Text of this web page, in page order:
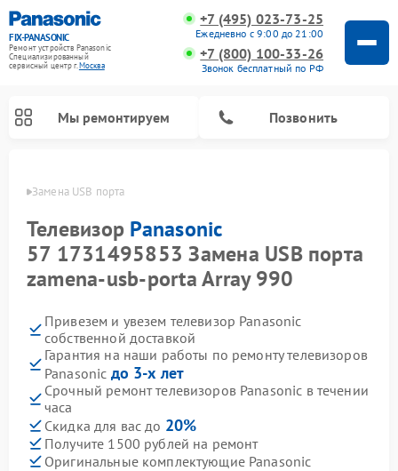
FIX-PANASONIC
Ремонт устройств Panasonic
Специализированный
cервисный центр г.Москва
+7 (495) 023-73-25
Ежедневно с 9:00 до 21:00
+7 (800) 100-33-26
Звонок бесплатный по РФ
Мы ремонтируем Позвонить
Замена USB порта
Телевизор Panasonic
57 1731495853 Замена USB порта
zamena-usb-porta Array 990
Привезем и увезем телевизор Panasonic
собственной доставкой
Гарантия на наши работы по ремонту телевизоров
Panasonic до 3-х лет
Срочный ремонт телевизоров Panasonic в течении
часа
Скидка для вас до 20%
Получите 1500 рублей на ремонт
Оригинальные комплектующие Panasonic